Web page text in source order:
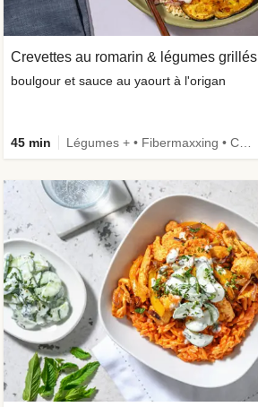
Crevettes au romarin & légumes grillés
boulgour et sauce au yaourt à l'origan
45 min